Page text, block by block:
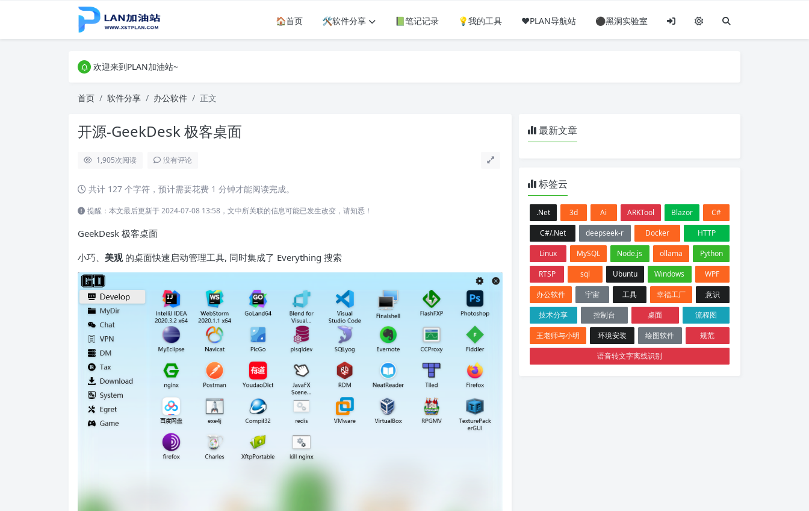
🏠首页 🛠️软件分享 📗笔记记录 💡我的工具 ❤️PLAN导航站
⚫黑洞实验室
欢迎来到PLAN加油站~
欢迎来到PLAN加油站~
首页 软件分享 办公软件 正文
开源-GeekDesk 极客桌面
1,905次阅读 没有评论
共计 127 个字符，预计需要花费 1 分钟才能阅读完成。
提醒：本文最后更新于 2024-07-08 13:58，文中所关联的信息可能已发生改变，请知悉！
GeekDesk 极客桌面
小巧、 美观 的桌面快速启动管理工具, 同时集成了 Everything 搜索
最新文章
标签云
.Net 3d Ai ARKTool Blazor
C#
C#/.Net
deepseek-r Docker
HTTP
Linux
MySQL Node.js ollama
Python
RTSP
sql Ubuntu Windows
WPF
办公软件
宇宙 工具 幸福工厂
意识
技术分享
控制台 桌面
流程图
王老师与小明
环境安装 绘图软件
规范
语音转文字离线识别